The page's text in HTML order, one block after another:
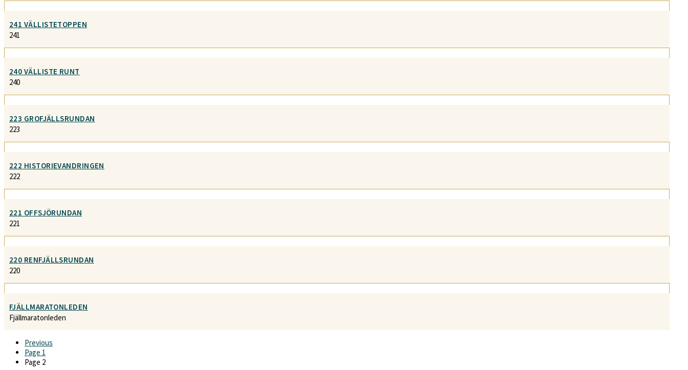
241 VÄLLISTETOPPEN
241
240 VÄLLISTE RUNT
240
223 GROFJÄLLSRUNDAN
223
222 HISTORIEVANDRINGEN
222
221 OFFSJÖRUNDAN
221
220 RENFJÄLLSRUNDAN
220
FJÄLLMARATONLEDEN
Fjällmaratonleden
Previous
Page 1
Page 2